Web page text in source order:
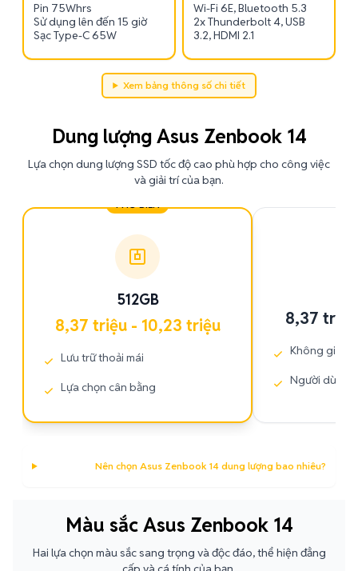
Pin 75Whrs
Sử dụng lên đến 15 giờ
Sạc Type-C 65W
Wi-Fi 6E, Bluetooth 5.3
2x Thunderbolt 4, USB
3.2, HDMI 2.1
Xem bảng thông số chi tiết
Dung lượng Asus Zenbook 14
Lựa chọn dung lượng SSD tốc độ cao phù hợp cho công việc
và giải trí của bạn.
PHỔ BIẾN
512GB
8,37 triệu - 10,23 triệu
Lưu trữ thoải mái
Lựa chọn cân bằng
8,37
Không gian
Người dùng
Nên chọn Asus Zenbook 14 dung lượng bao nhiêu?
Màu sắc Asus Zenbook 14
Hai lựa chọn màu sắc sang trọng và độc đáo, thể hiện đẳng